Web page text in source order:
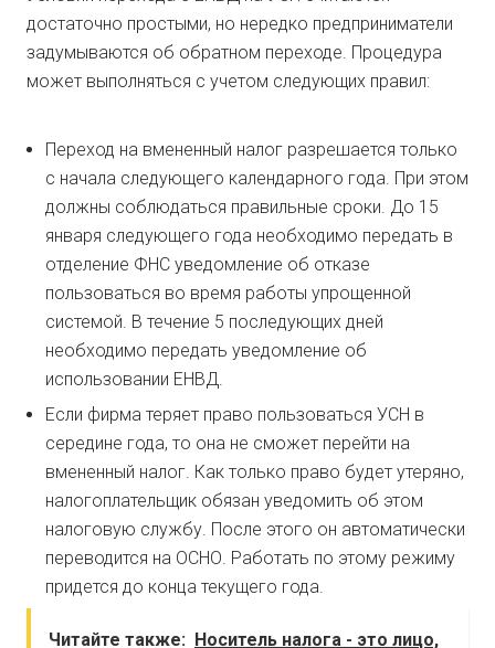
достаточно простыми, но нередко предприниматели
задумываются об обратном переходе. Процедура
может выполняться с учетом следующих правил:
Переход на вмененный налог разрешается только
с начала следующего календарного года. При этом
должны соблюдаться правильные сроки. До 15
января следующего года необходимо передать в
отделение ФНС уведомление об отказе
пользоваться во время работы упрощенной
системой. В течение 5 последующих дней
необходимо передать уведомление об
использовании ЕНВД.
Если фирма теряет право пользоваться УСН в
середине года, то она не сможет перейти на
вмененный налог. Как только право будет утеряно,
налогоплательщик обязан уведомить об этом
налоговую службу. После этого он автоматически
переводится на ОСНО. Работать по этому режиму
придется до конца текущего года.
Читайте также: Носитель налога - это лицо,